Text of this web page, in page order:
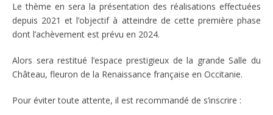
Le thème en sera la présentation des réalisations effectuées
depuis 2021 et l’objectif à atteindre de cette première phase
dont l’achèvement est prévu en 2024.
Alors sera restitué l’espace prestigieux de la grande Salle du
Château, fleuron de la Renaissance française en Occitanie.
Pour éviter toute attente, il est recommandé de s’inscrire :